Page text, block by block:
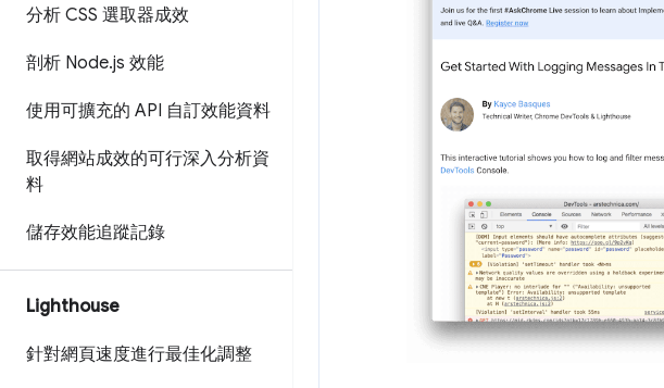
分析 CSS 選取器成效
剖析 Node.js 效能
使用可擴充的 API 自訂效能資料
取得網站成效的可行深入分析資
料
儲存效能追蹤記錄
Lighthouse
針對網頁速度進行最佳化調整